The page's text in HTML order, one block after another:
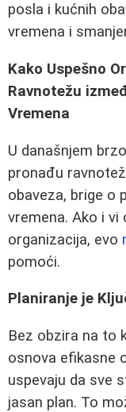
posla i kućnih
vremena i
Kako Uspešno
Ravnotežu
Vremena
U današnjem
pronađu
obaveza, brige o
vremena. Ako i
organizacija, evo
pomoći.
Planiranje je
Bez obzira na to
osnova efikasne
uspevaju da sve
jasan plan. To